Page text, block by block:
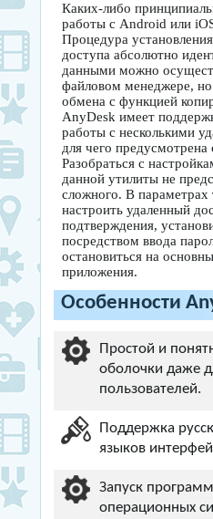
Каких-либо
работы с Android или
Процедура
доступа абсолютно
данными можно
файловом менеджере,
обмена с функцией
AnyDesk имеет
работы с несколькими
для чего предусмотрена
Разобраться с
данной утилиты не
сложного. В
настроить удаленный
подтверждения,
посредством ввода
остановиться на
приложения.
Особенности
Простой и
оболочки даже
пользователей.
Поддержка
языков
Запуск
операционных